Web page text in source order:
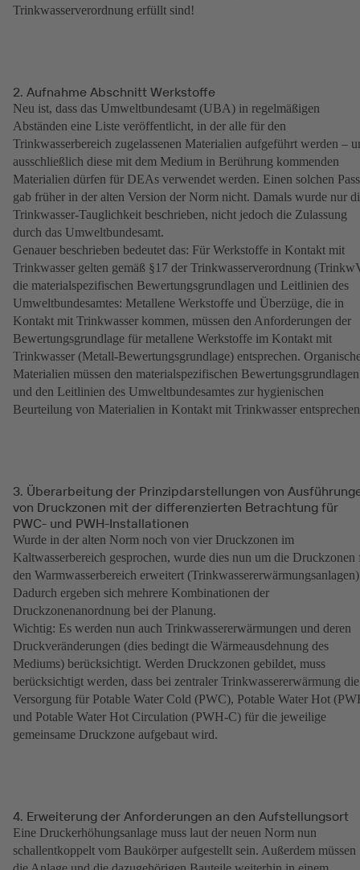
Trinkwasserverordnung erfüllt sind!
2. Aufnahme Abschnitt Werkstoffe
Neu ist, dass das Umweltbundesamt (UBA) in regelmäßigen
Abständen eine Liste veröffentlicht, in der alle für den
Trinkwasserbereich zugelassenen Materialien aufgeführt werden –
ausschließlich diese mit dem Medium in Berührung kommenden
Materialien dürfen für DEAs verwendet werden. Einen solchen
gab früher in der alten Version der Norm nicht. Damals wurde nur
Trinkwasser-Tauglichkeit beschrieben, nicht jedoch die Zulassung
durch das Umweltbundesamt.
Genauer beschrieben bedeutet das: Für Werkstoffe in Kontakt mit
Trinkwasser gelten gemäß §17 der Trinkwasserverordnung
die materialspezifischen Bewertungsgrundlagen und Leitlinien des
Umweltbundesamtes: Metallene Werkstoffe und Überzüge, die in
Kontakt mit Trinkwasser kommen, müssen den Anforderungen der
Bewertungsgrundlage für metallene Werkstoffe im Kontakt mit
Trinkwasser (Metall-Bewertungsgrundlage) entsprechen.
Materialien müssen den materialspezifischen Bewertungsgrundlagen
und den Leitlinien des Umweltbundesamtes zur hygienischen
Beurteilung von Materialien in Kontakt mit Trinkwasser
3. Überarbeitung der Prinzipdarstellungen von
von Druckzonen mit der differenzierten Betrachtung für
PWC- und PWH-Installationen
Wurde in der alten Norm noch von vier Druckzonen im
Kaltwasserbereich gesprochen, wurde dies nun um die Druckzonen
den Warmwasserbereich erweitert
Dadurch ergeben sich mehrere Kombinationen der
Druckzonenanordnung bei der Planung.
Wichtig: Es werden nun auch Trinkwassererwärmungen und deren
Druckveränderungen (dies bedingt die Wärmeausdehnung des
Mediums) berücksichtigt. Werden Druckzonen gebildet, muss
berücksichtigt werden, dass bei zentraler Trinkwassererwärmung die
Versorgung für Potable Water Cold (PWC), Potable Water Hot
und Potable Water Hot Circulation (PWH-C) für die jeweilige
gemeinsame Druckzone aufgebaut wird.
4. Erweiterung der Anforderungen an den Aufstellungsort
Eine Druckerhöhungsanlage muss laut der neuen Norm nun
schallentkoppelt vom Baukörper aufgestellt sein. Außerdem müssen